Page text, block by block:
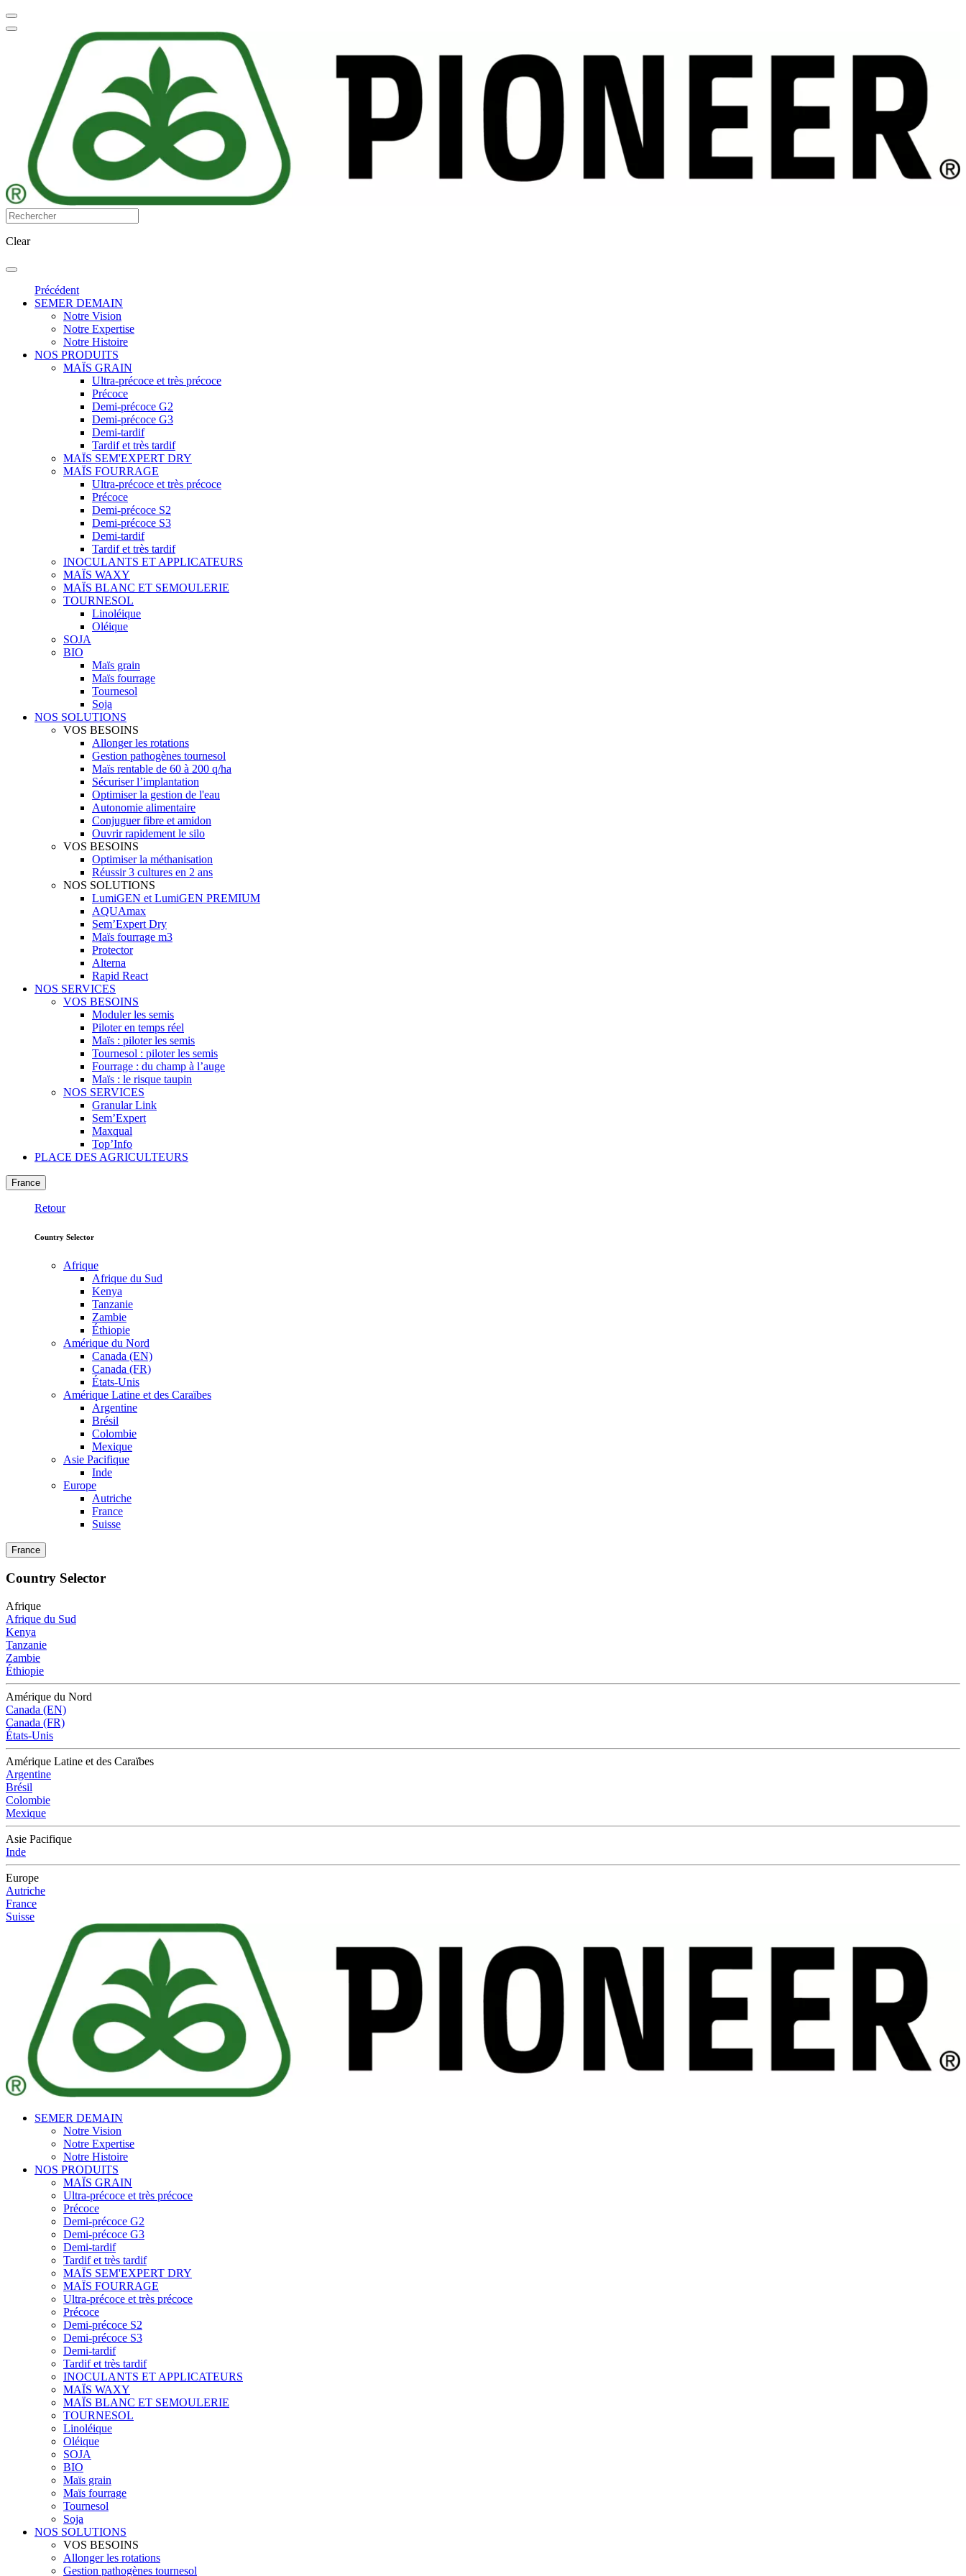
Clear
Précédent
SEMER DEMAIN
Notre Vision
Notre Expertise
Notre Histoire
NOS PRODUITS
MAÏS GRAIN
Ultra-précoce et très précoce
Précoce
Demi-précoce G2
Demi-précoce G3
Demi-tardif
Tardif et très tardif
MAÏS SEM'EXPERT DRY
MAÏS FOURRAGE
Ultra-précoce et très précoce
Précoce
Demi-précoce S2
Demi-précoce S3
Demi-tardif
Tardif et très tardif
INOCULANTS ET APPLICATEURS
MAÏS WAXY
MAÏS BLANC ET SEMOULERIE
TOURNESOL
Linoléique
Oléique
SOJA
BIO
Maïs grain
Maïs fourrage
Tournesol
Soja
NOS SOLUTIONS
VOS BESOINS
Allonger les rotations
Gestion pathogènes tournesol
Maïs rentable de 60 à 200 q/ha
Sécuriser l’implantation
Optimiser la gestion de l'eau
Autonomie alimentaire
Conjuguer fibre et amidon
Ouvrir rapidement le silo
VOS BESOINS
Optimiser la méthanisation
Réussir 3 cultures en 2 ans
NOS SOLUTIONS
LumiGEN et LumiGEN PREMIUM
AQUAmax
Sem’Expert Dry
Maïs fourrage m3
Protector
Alterna
Rapid React
NOS SERVICES
VOS BESOINS
Moduler les semis
Piloter en temps réel
Maïs : piloter les semis
Tournesol : piloter les semis
Fourrage : du champ à l’auge
Maïs : le risque taupin
NOS SERVICES
Granular Link
Sem’Expert
Maxqual
Top’Info
PLACE DES AGRICULTEURS
France
Retour
Country Selector
Afrique
Afrique du Sud
Kenya
Tanzanie
Zambie
Éthiopie
Amérique du Nord
Canada (EN)
Canada (FR)
États-Unis
Amérique Latine et des Caraïbes
Argentine
Brésil
Colombie
Mexique
Asie Pacifique
Inde
Europe
Autriche
France
Suisse
France
Country Selector
Afrique
Afrique du Sud
Kenya
Tanzanie
Zambie
Éthiopie
Amérique du Nord
Canada (EN)
Canada (FR)
États-Unis
Amérique Latine et des Caraïbes
Argentine
Brésil
Colombie
Mexique
Asie Pacifique
Inde
Europe
Autriche
France
Suisse
SEMER DEMAIN
Notre Vision
Notre Expertise
Notre Histoire
NOS PRODUITS
MAÏS GRAIN
Ultra-précoce et très précoce
Précoce
Demi-précoce G2
Demi-précoce G3
Demi-tardif
Tardif et très tardif
MAÏS SEM'EXPERT DRY
MAÏS FOURRAGE
Ultra-précoce et très précoce
Précoce
Demi-précoce S2
Demi-précoce S3
Demi-tardif
Tardif et très tardif
INOCULANTS ET APPLICATEURS
MAÏS WAXY
MAÏS BLANC ET SEMOULERIE
TOURNESOL
Linoléique
Oléique
SOJA
BIO
Maïs grain
Maïs fourrage
Tournesol
Soja
NOS SOLUTIONS
VOS BESOINS
Allonger les rotations
Gestion pathogènes tournesol